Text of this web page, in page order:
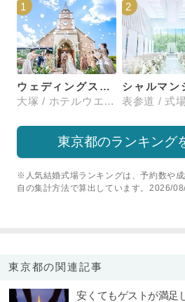
1
ウェディングスホテル・ベルクラシック東京
大塚 / ホテルウエディング
2
東京都のランキング
※人気結婚式場ランキングは、予約数や
自の集計方法で算出しています。2026/
東京都の関連記事
安くてもゲストが満足